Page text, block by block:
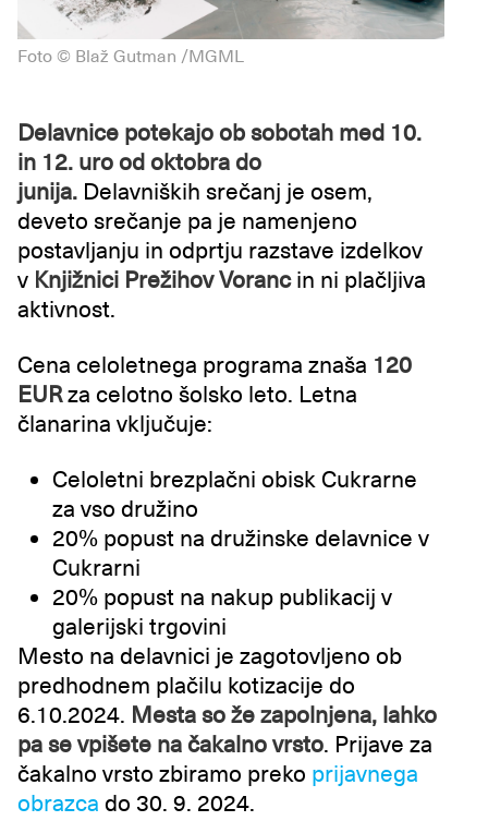
Foto © Blaž Gutman /MGML
Delavnice potekajo ob sobotah med 10.
in 12. uro od oktobra do
junija. Delavniških srečanj je osem,
deveto srečanje pa je namenjeno
postavljanju in odprtju razstave izdelkov
v Knjižnici Prežihov Vorancin ni plačljiva
aktivnost.
Cena celoletnega programa znaša 120
EURza celotno šolsko leto. Letna
članarina vključuje:
Celoletni brezplačni obisk Cukrarne
za vso družino
20% popust na družinske delavnice v
Cukrarni
20% popust na nakup publikacij v
galerijski trgovini
Mesto na delavnici je zagotovljeno ob
predhodnem plačilu kotizacije do
6.10.2024. Mesta so že zapolnjena, lahko
pa se vpišete na čakalno vrsto. Prijave za
čakalno vrsto zbiramo preko prijavnega
obrazca do 30. 9. 2024.